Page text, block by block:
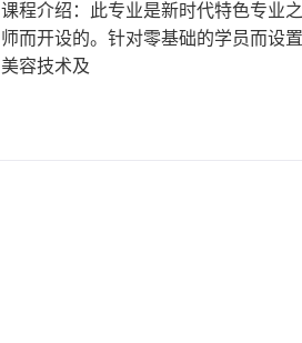
课程介绍：此专业是新时代特色专业
师而开设的。针对零基础的学员而设
美容技术及